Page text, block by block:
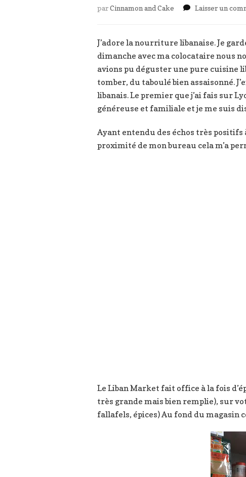
parCinnamon and Cake Laisser un
J’adore la nourriture libanaise. Je
dimanche avec ma colocataire nous
avions pu déguster une pure cuisine
tomber, du taboulé bien assaisonné.
libanais. Le premier que j’ai fais sur
généreuse et familiale et je me suis
Ayant entendu des échos très positifs
proximité de mon bureau cela m’a
Le Liban Market fait office à la fois
très grande mais bien remplie), sur
fallafels, épices) Au fond du magasin